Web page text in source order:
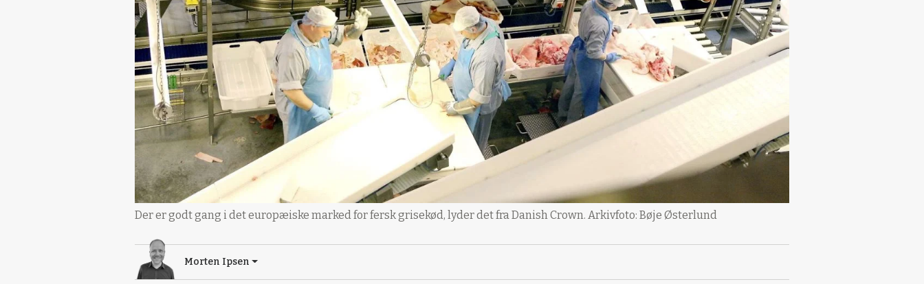
Der er godt gang i det europæiske marked for fersk grisekød, lyder det fra Danish Crown. Arkivfoto: Bøje Østerlund
Morten Ipsen